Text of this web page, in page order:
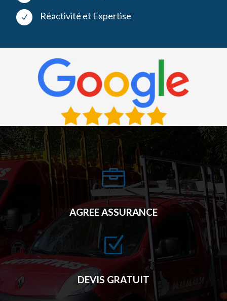
N Réactivité et Expertise

AGREE ASSURANCE
Z
DEVIS GRATUIT